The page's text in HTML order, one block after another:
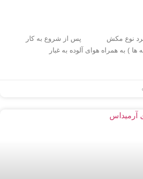
نوع مکش پس از شروع به کار
) به همراه هوای آلوده به غبار